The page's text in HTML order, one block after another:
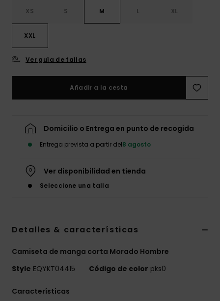
XS S M L XL
XXL
Ver guía de tallas
Añadir a la cesta
Domicilio o Entrega en punto de recogida
Entrega prevista a partir del8 agosto
Ver disponibilidad en tienda
Seleccione una talla
Detalles & características
Camiseta de manga corta Morado Hombre
Style EQYKT04415 Código de color pks0
Características